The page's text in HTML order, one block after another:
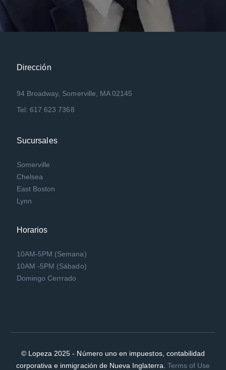
Dirección
94 Broadway, Somerville, MA 02145
Tel: 617 623 7368
Sucursales
Somerville
Chelsea
East Boston
Lynn
Horarios
10AM-5PM (Semana)
10AM -5PM (Sábado)
Domingo Cerrrado
© Lopeza 2025 - Número uno en impuestos, contabilidad
corporativa e inmigración de Nueva Inglaterra. Terms of Use